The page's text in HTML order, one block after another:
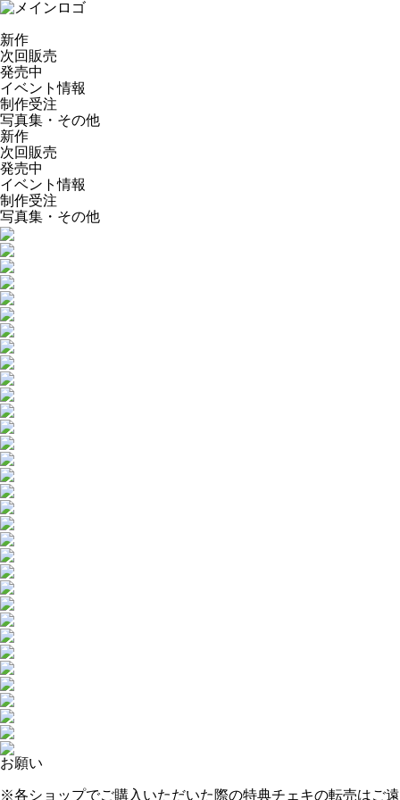
新作
次回販売
発売中
イベント情報
制作受注
写真集・その他
新作
次回販売
発売中
イベント情報
制作受注
写真集・その他
お願い
※各ショップでご購入いただいた際の特典チェキの転売はご遠